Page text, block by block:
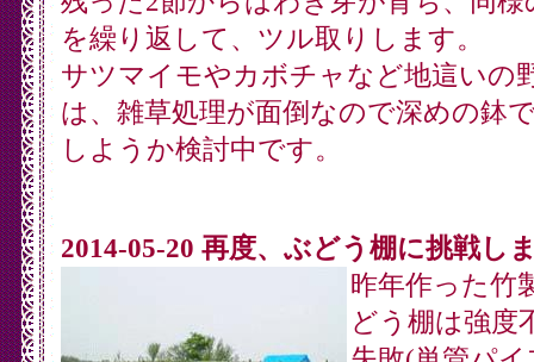
を繰り返して、ツル取りします。
サツマイモやカボチャなど地這いの
は、雑草処理が面倒なので深めの鉢
しようか検討中です。
2014-05-20 再度、ぶどう棚に挑戦し
昨年作った竹
どう棚は強度